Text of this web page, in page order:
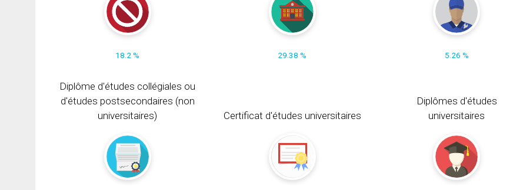
18.2 % 29.38 % 5.26 %
Diplôme d'études collégiales ou
d'études postsecondaires (non
universitaires)
Certificat d'études universitaires
Diplômes d'études
universitaires